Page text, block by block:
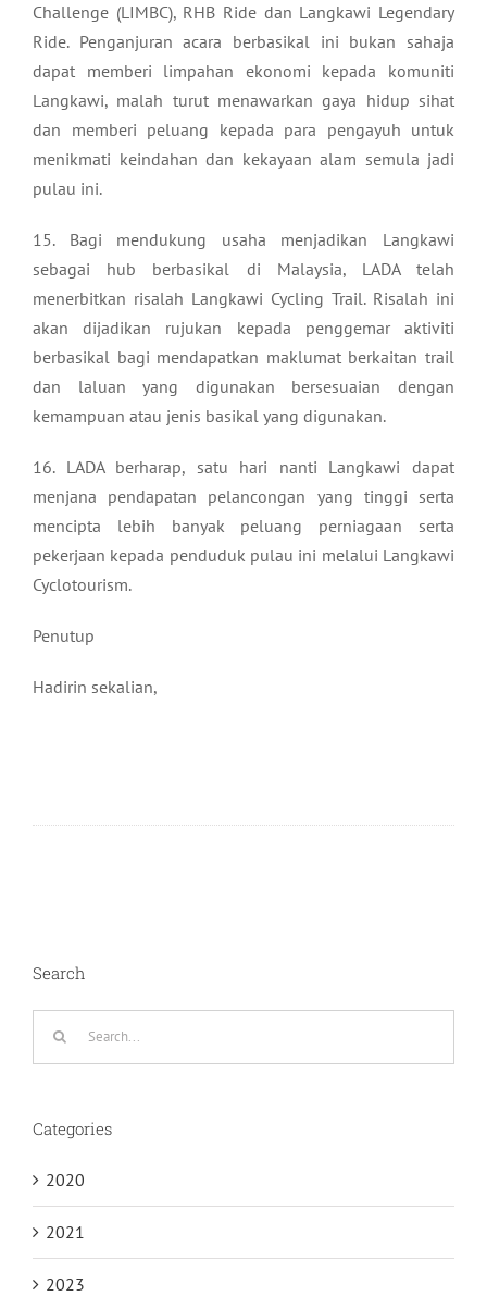
Challenge (LIMBC), RHB Ride dan Langkawi Legendary
Ride. Penganjuran acara berbasikal ini bukan sahaja
dapat memberi limpahan ekonomi kepada komuniti
Langkawi, malah turut menawarkan gaya hidup sihat
dan memberi peluang kepada para pengayuh untuk
menikmati keindahan dan kekayaan alam semula jadi
pulau ini.
15. Bagi mendukung usaha menjadikan Langkawi
sebagai hub berbasikal di Malaysia, LADA telah
menerbitkan risalah Langkawi Cycling Trail. Risalah ini
akan dijadikan rujukan kepada penggemar aktiviti
berbasikal bagi mendapatkan maklumat berkaitan trail
dan laluan yang digunakan bersesuaian dengan
kemampuan atau jenis basikal yang digunakan.
16. LADA berharap, satu hari nanti Langkawi dapat
menjana pendapatan pelancongan yang tinggi serta
mencipta lebih banyak peluang perniagaan serta
pekerjaan kepada penduduk pulau ini melalui Langkawi
Cyclotourism.
Penutup
Hadirin sekalian,
Search
Categories
2020
2021
2023